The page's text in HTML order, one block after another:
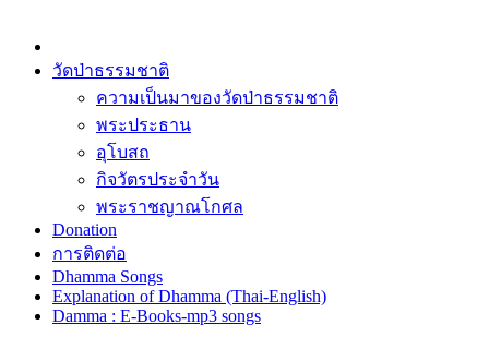
วัดป่าธรรมชาติ
ความเป็นมาของวัดป่าธรรมชาติ
พระประธาน
อุโบสถ
กิจวัตรประจำวัน
พระราชญาณโกศล
Donation
การติดต่อ
Dhamma Songs
Explanation of Dhamma (Thai-English)
Damma : E-Books-mp3 songs